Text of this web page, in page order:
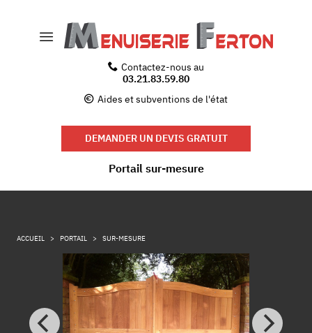
Contactez-nous au
03.21.83.59.80
Aides et subventions de l'état
DEMANDER UN DEVIS GRATUIT
Portail sur-mesure
ACCUEIL PORTAIL SUR-MESURE